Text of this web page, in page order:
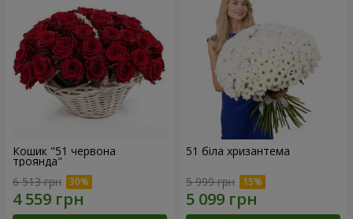
Кошик "51 червона
троянда"
6 513 грн
51 біла хризантема
5 999 грн